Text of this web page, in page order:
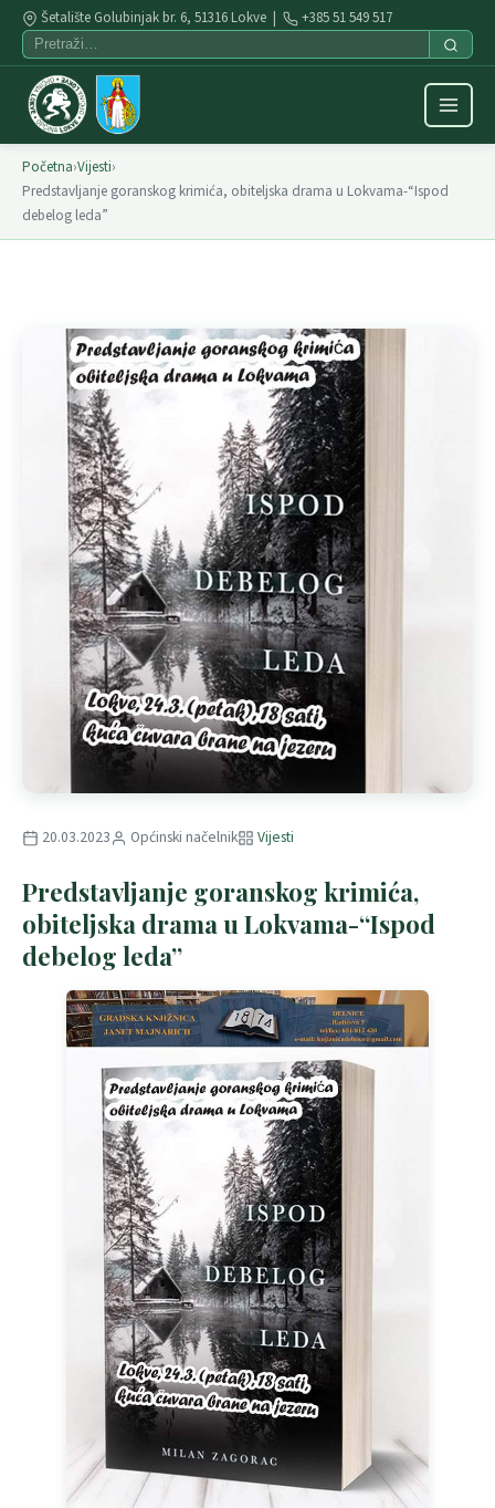
Šetalište Golubinjak br. 6, 51316 Lokve | +385 51 549 517
Početna›Vijesti›
Predstavljanje goranskog krimića, obiteljska drama u Lokvama-“Ispod
debelog leda”
20.03.2023 Općinski načelnik Vijesti
Predstavljanje goranskog krimića,
obiteljska drama u Lokvama-“Ispod
debelog leda”